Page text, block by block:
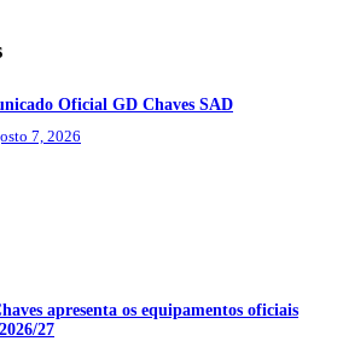
Oficial GD Chaves SAD
7, 2026
apresenta os equipamentos oficiais
27